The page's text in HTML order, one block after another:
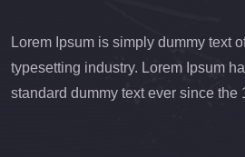
Lorem Ipsum is simply dummy text
typesetting industry. Lorem Ipsum
standard dummy text ever since the